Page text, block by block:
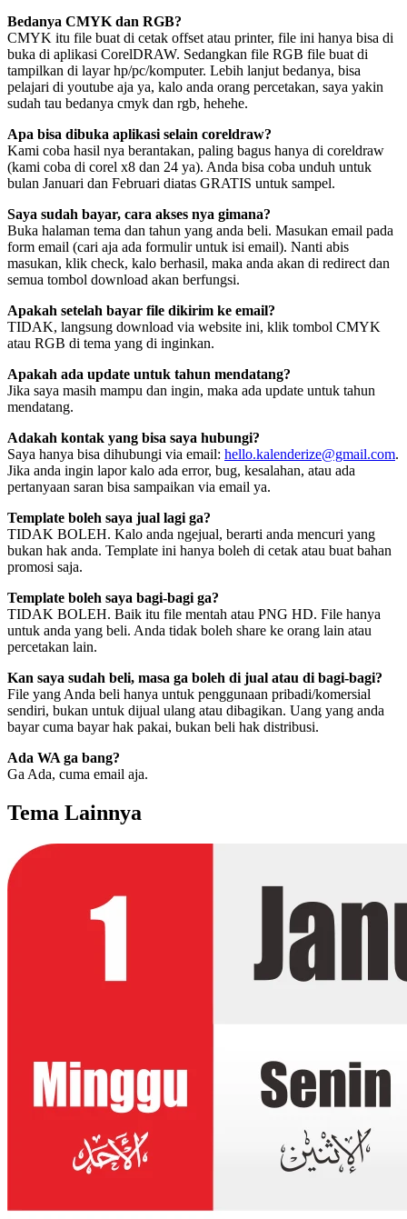
Bedanya CMYK dan RGB?
CMYK itu file buat di cetak offset atau printer, file ini hanya bisa di
buka di aplikasi CorelDRAW. Sedangkan file RGB file buat di
tampilkan di layar hp/pc/komputer. Lebih lanjut bedanya, bisa
pelajari di youtube aja ya, kalo anda orang percetakan, saya yakin
sudah tau bedanya cmyk dan rgb, hehehe.
Apa bisa dibuka aplikasi selain coreldraw?
Kami coba hasil nya berantakan, paling bagus hanya di coreldraw
(kami coba di corel x8 dan 24 ya). Anda bisa coba unduh untuk
bulan Januari dan Februari diatas GRATIS untuk sampel.
Saya sudah bayar, cara akses nya gimana?
Buka halaman tema dan tahun yang anda beli. Masukan email pada
form email (cari aja ada formulir untuk isi email). Nanti abis
masukan, klik check, kalo berhasil, maka anda akan di redirect dan
semua tombol download akan berfungsi.
Apakah setelah bayar file dikirim ke email?
TIDAK, langsung download via website ini, klik tombol CMYK
atau RGB di tema yang di inginkan.
Apakah ada update untuk tahun mendatang?
Jika saya masih mampu dan ingin, maka ada update untuk tahun
mendatang.
Adakah kontak yang bisa saya hubungi?
Saya hanya bisa dihubungi via email: hello.kalenderize@gmail.com.
Jika anda ingin lapor kalo ada error, bug, kesalahan, atau ada
pertanyaan saran bisa sampaikan via email ya.
Template boleh saya jual lagi ga?
TIDAK BOLEH. Kalo anda ngejual, berarti anda mencuri yang
bukan hak anda. Template ini hanya boleh di cetak atau buat bahan
promosi saja.
Template boleh saya bagi-bagi ga?
TIDAK BOLEH. Baik itu file mentah atau PNG HD. File hanya
untuk anda yang beli. Anda tidak boleh share ke orang lain atau
percetakan lain.
Kan saya sudah beli, masa ga boleh di jual atau di bagi-bagi?
File yang Anda beli hanya untuk penggunaan pribadi/komersial
sendiri, bukan untuk dijual ulang atau dibagikan. Uang yang anda
bayar cuma bayar hak pakai, bukan beli hak distribusi.
Ada WA ga bang?
Ga Ada, cuma email aja.
Tema Lainnya